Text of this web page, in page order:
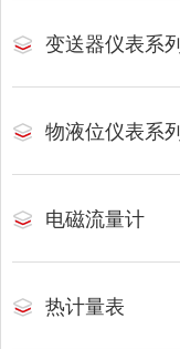
变送器仪表系列
物液位仪表系列
电磁流量计
热计量表